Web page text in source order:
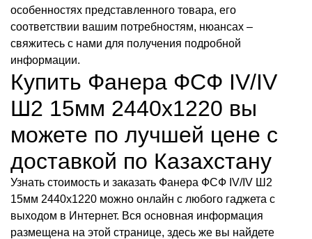
особенностях представленного товара, его
соответствии вашим потребностям, нюансах –
свяжитесь с нами для получения подробной
информации.
Купить Фанера ФСФ IV/IV
Ш2 15мм 2440х1220 вы
можете по лучшей цене с
доставкой по Казахстану
Узнать стоимость и заказать Фанера ФСФ IV/IV Ш2
15мм 2440х1220 можно онлайн с любого гаджета с
выходом в Интернет. Вся основная информация
размещена на этой странице, здесь же вы найдете